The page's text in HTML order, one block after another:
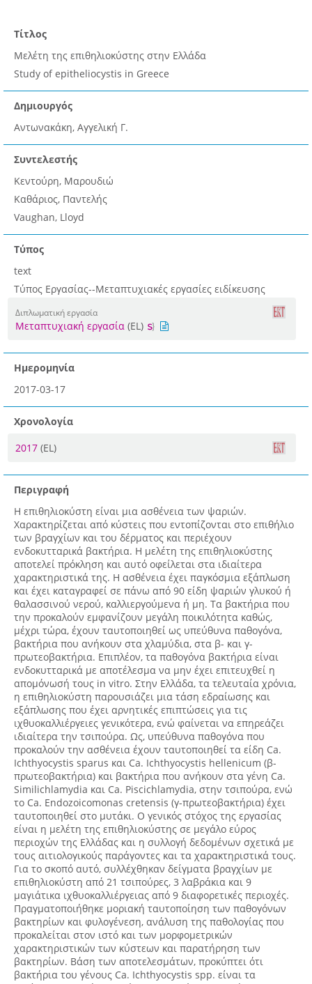
Τίτλος
Μελέτη της επιθηλιοκύστης στην Ελλάδα
Study of epitheliocystis in Greece
Δημιουργός
Αντωνακάκη, Αγγελική Γ.
Συντελεστής
Κεντούρη, Μαρουδιώ
Καθάριος, Παντελής
Vaughan, Lloyd
Τύπος
text
Τύπος Εργασίας--Μεταπτυχιακές εργασίες ειδίκευσης
Διπλωματική εργασία
Μεταπτυχιακή εργασία (EL)
Ημερομηνία
2017-03-17
Χρονολογία
2017 (EL)
Περιγραφή
Η επιθηλιοκύστη είναι μια ασθένεια των ψαριών.
Χαρακτηρίζεται από κύστεις που εντοπίζονται στο επιθήλιο
των βραγχίων και του δέρματος και περιέχουν
ενδοκυτταρικά βακτήρια. Η μελέτη της επιθηλιοκύστης
αποτελεί πρόκληση και αυτό οφείλεται στα ιδιαίτερα
χαρακτηριστικά της. Η ασθένεια έχει παγκόσμια εξάπλωση
και έχει καταγραφεί σε πάνω από 90 είδη ψαριών γλυκού ή
θαλασσινού νερού, καλλιεργούμενα ή μη. Τα βακτήρια που
την προκαλούν εμφανίζουν μεγάλη ποικιλότητα καθώς,
μέχρι τώρα, έχουν ταυτοποιηθεί ως υπεύθυνα παθογόνα,
βακτήρια που ανήκουν στα χλαμύδια, στα β- και γ-
πρωτεοβακτήρια. Επιπλέον, τα παθογόνα βακτήρια είναι
ενδοκυτταρικά με αποτέλεσμα να μην έχει επιτευχθεί η
απομόνωσή τους in vitro. Στην Ελλάδα, τα τελευταία χρόνια,
η επιθηλιοκύστη παρουσιάζει μια τάση εδραίωσης και
εξάπλωσης που έχει αρνητικές επιπτώσεις για τις
ιχθυοκαλλιέργειες γενικότερα, ενώ φαίνεται να επηρεάζει
ιδιαίτερα την τσιπούρα. Ως, υπεύθυνα παθογόνα που
προκαλούν την ασθένεια έχουν ταυτοποιηθεί τα είδη Ca.
Ichthyocystis sparus και Ca. Ichthyocystis hellenicum (β-
πρωτεοβακτήρια) και βακτήρια που ανήκουν στα γένη Ca.
Similichlamydia και Ca. Piscichlamydia, στην τσιπούρα, ενώ
το Ca. Endozoicomonas cretensis (γ-πρωτεοβακτήρια) έχει
ταυτοποιηθεί στο μυτάκι. Ο γενικός στόχος της εργασίας
είναι η μελέτη της επιθηλιοκύστης σε μεγάλο εύρος
περιοχών της Ελλάδας και η συλλογή δεδομένων σχετικά με
τους αιτιολογικούς παράγοντες και τα χαρακτηριστικά τους.
Για το σκοπό αυτό, συλλέχθηκαν δείγματα βραγχίων με
επιθηλιοκύστη από 21 τσιπούρες, 3 λαβράκια και 9
μαγιάτικα ιχθυοκαλλιέργειας από 9 διαφορετικές περιοχές.
Πραγματοποιήθηκε μοριακή ταυτοποίηση των παθογόνων
βακτηρίων και φυλογένεση, ανάλυση της παθολογίας που
προκαλείται στον ιστό και των μορφομετρικών
χαρακτηριστικών των κύστεων και παρατήρηση των
βακτηρίων. Βάση των αποτελεσμάτων, προκύπτει ότι
βακτήρια του γένους Ca. Ichthyocystis spp. είναι τα